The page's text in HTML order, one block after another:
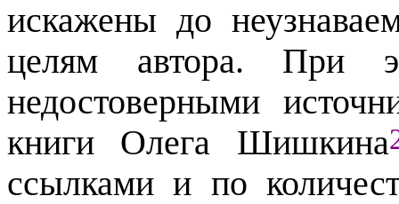
искажены до
целям автора. При
недостоверными
книги Олега Шишкина
ссылками и по